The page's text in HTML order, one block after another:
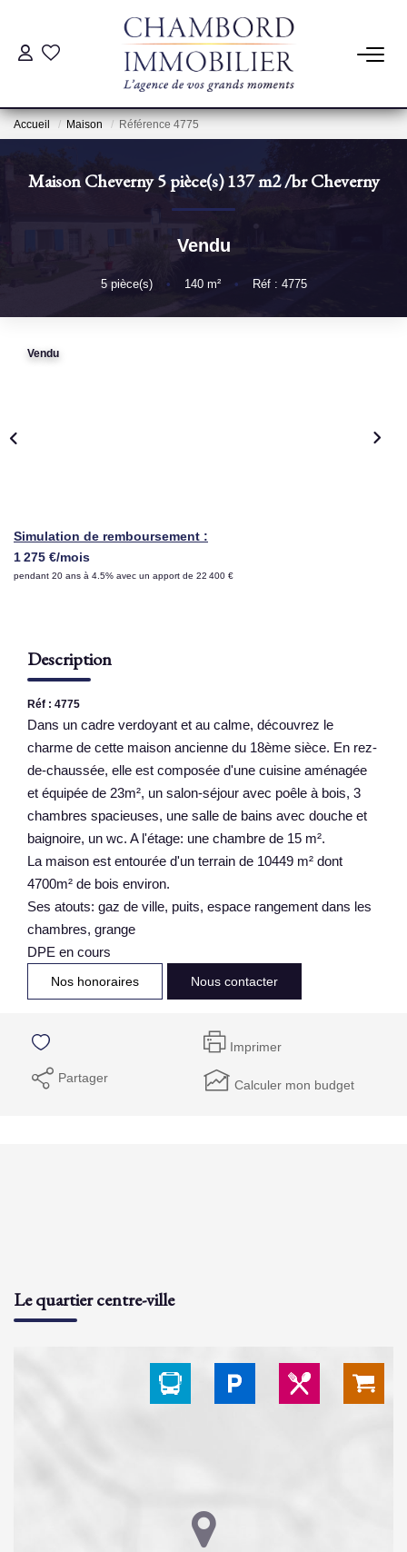
ACHAT
Pré-Estimation
Nos Témoignages
Accueil Maison Référence 4775
Maison Cheverny 5 pièce(s) 137 m2/brCheverny
Vendu
5pièce(s) • 140m² • Réf : 4775
Vendu
Simulation de remboursement :
1 275 €/mois
pendant 20 ans à 4.5% avec un apport de 22 400 €
Description
Réf : 4775
Dans un cadre verdoyant et au calme, découvrez le
charme de cette maison ancienne du 18ème sièce. En rez-
de-chaussée, elle est composée d'une cuisine aménagée
et équipée de 23m², un salon-séjour avec poêle à bois, 3
chambres spacieuses, une salle de bains avec douche et
baignoire, un wc. A l'étage: une chambre de 15 m².
La maison est entourée d'un terrain de 10449 m² dont
4700m² de bois environ.
Ses atouts: gaz de ville, puits, espace rangement dans les
chambres, grange
DPE en cours
Nos honoraires Nous contacter
Imprimer
Partager Calculer mon budget
Le quartier centre-ville